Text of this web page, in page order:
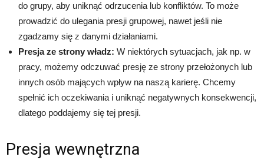
do grupy, aby uniknąć odrzucenia lub konfliktów. To może
prowadzić do ulegania presji grupowej, nawet jeśli nie
zgadzamy się z danymi działaniami.
Presja ze strony władz: W niektórych sytuacjach, jak np. w
pracy, możemy odczuwać presję ze strony przełożonych lub
innych osób mających wpływ na naszą karierę. Chcemy
spełnić ich oczekiwania i uniknąć negatywnych konsekwencji,
dlatego poddajemy się tej presji.
Presja wewnętrzna